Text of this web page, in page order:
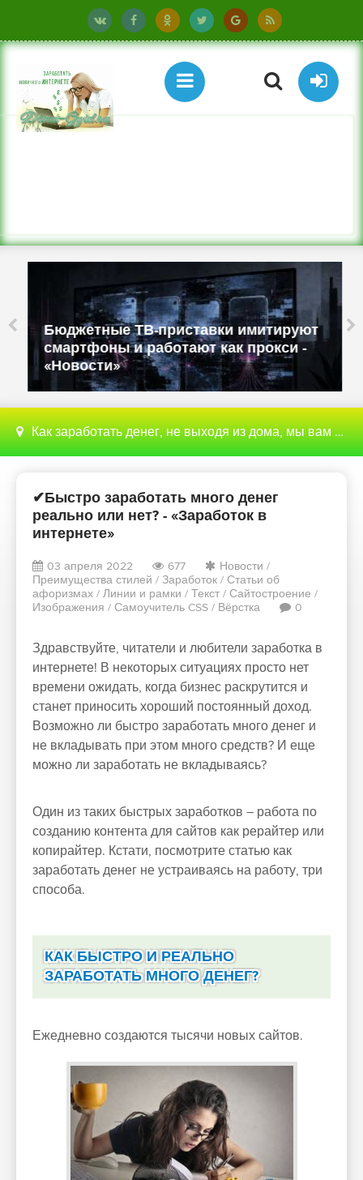
Бюджетные ТВ-приставки имитируют
смартфоны и работают как прокси -
«Новости»
Как заработать денег, не выходя из дома, мы вам поможем с этим разобраться
✔Быстро заработать много денег
реально или нет? - «Заработок в
интернете»
03 апреля 2022 677 Новости /
Преимущества стилей / Заработок / Статьи об
афоризмах / Линии и рамки / Текст / Сайтостроение /
Изображения / Самоучитель CSS / Вёрстка 0
Здравствуйте, читатели и любители заработка в
интернете! В некоторых ситуациях просто нет
времени ожидать, когда бизнес раскрутится и
станет приносить хороший постоянный доход.
Возможно ли быстро заработать много денег и
не вкладывать при этом много средств? И еще
можно ли заработать не вкладываясь?
Один из таких быстрых заработков – работа по
созданию контента для сайтов как рерайтер или
копирайтер. Кстати, посмотрите статью как
заработать денег не устраиваясь на работу, три
способа.
КАК БЫСТРО И РЕАЛЬНО
ЗАРАБОТАТЬ МНОГО ДЕНЕГ?
Ежедневно создаются тысячи новых сайтов.